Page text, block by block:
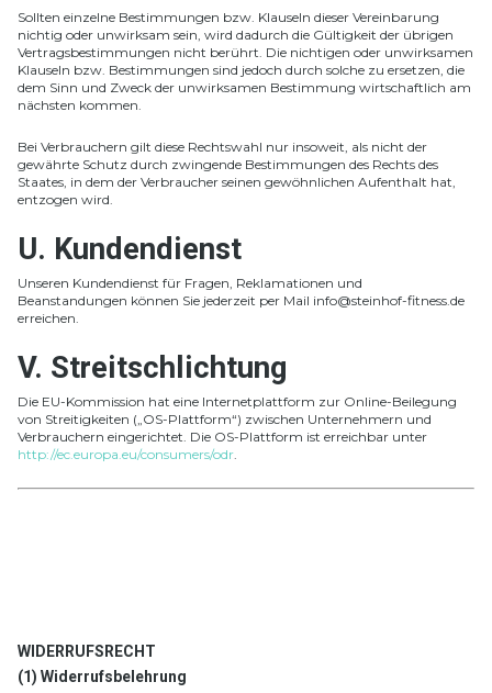
Sollten einzelne Bestimmungen bzw. Klauseln dieser Vereinbarung
nichtig oder unwirksam sein, wird dadurch die Gültigkeit der übrigen
Vertragsbestimmungen nicht berührt. Die nichtigen oder unwirksamen
Klauseln bzw. Bestimmungen sind jedoch durch solche zu ersetzen, die
dem Sinn und Zweck der unwirksamen Bestimmung wirtschaftlich am
nächsten kommen.
Bei Verbrauchern gilt diese Rechtswahl nur insoweit, als nicht der
gewährte Schutz durch zwingende Bestimmungen des Rechts des
Staates, in dem der Verbraucher seinen gewöhnlichen Aufenthalt hat,
entzogen wird.
U. Kundendienst
Unseren Kundendienst für Fragen, Reklamationen und
Beanstandungen können Sie jederzeit per Mail info@steinhof-fitness.de
erreichen.
V. Streitschlichtung
Die EU-Kommission hat eine Internetplattform zur Online-Beilegung
von Streitigkeiten („OS-Plattform“) zwischen Unternehmern und
Verbrauchern eingerichtet. Die OS-Plattform ist erreichbar unter
http://ec.europa.eu/consumers/odr.
WIDERRUFSRECHT
(1) Widerrufsbelehrung